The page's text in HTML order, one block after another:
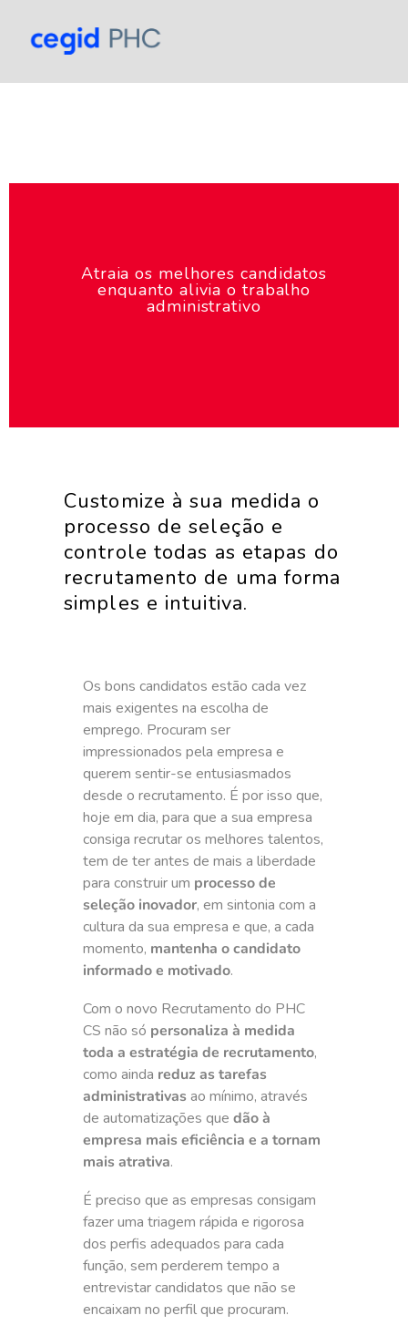
Atraia os melhores candidatos
enquanto alivia o trabalho
administrativo
Customize à sua medida o
processo de seleção e
controle todas as etapas do
recrutamento de uma forma
simples e intuitiva.
Os bons candidatos estão cada vez
mais exigentes na escolha de
emprego. Procuram ser
impressionados pela empresa e
querem sentir-se entusiasmados
desde o recrutamento. É por isso que,
hoje em dia, para que a sua empresa
consiga recrutar os melhores talentos,
tem de ter antes de mais a liberdade
para construir um processo de
seleção inovador, em sintonia com a
cultura da sua empresa e que, a cada
momento, mantenha o candidato
informado e motivado.
Com o novo Recrutamento do PHC
CS não só personaliza à medida
toda a estratégia de recrutamento,
como ainda reduz as tarefas
administrativasao mínimo, através
de automatizações quedão à
empresa mais eficiência e a tornam
mais atrativa.
É preciso que as empresas consigam
fazer uma triagem rápida e rigorosa
dos perfis adequados para cada
função, sem perderem tempo a
entrevistar candidatos que não se
encaixam no perfil que procuram.